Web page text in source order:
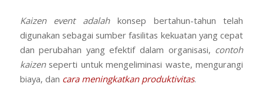
Kaizen event adalahkonsep bertahun-tahun telah
digunakan sebagai sumber fasilitas kekuatan yang cepat
dan perubahan yang efektif dalam organisasi, contoh
kaizenseperti untuk mengeliminasi waste, mengurangi
biaya, dan cara meningkatkan produktivitas.